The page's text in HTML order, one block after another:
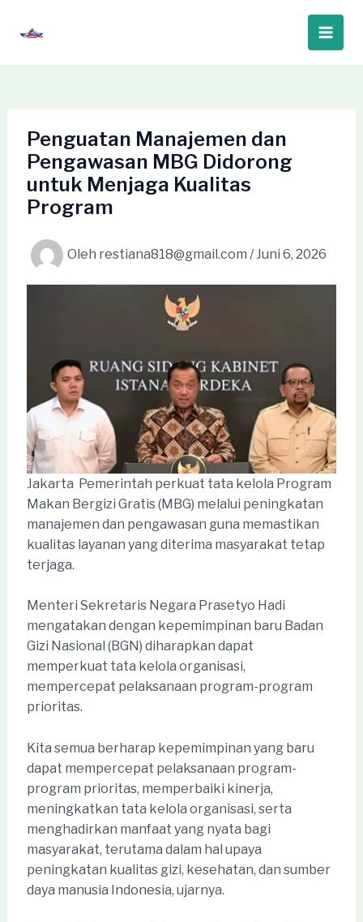
Main
Penguatan Manajemen dan
Pengawasan MBG Didorong
untuk Menjaga Kualitas
Program
Oleh restiana818@gmail.com /Juni 6, 2026
Jakarta  Pemerintah perkuat tata kelola Program
Makan Bergizi Gratis (MBG) melalui peningkatan
manajemen dan pengawasan guna memastikan
kualitas layanan yang diterima masyarakat tetap
terjaga.
Menteri Sekretaris Negara Prasetyo Hadi
mengatakan dengan kepemimpinan baru Badan
Gizi Nasional (BGN) diharapkan dapat
memperkuat tata kelola organisasi,
mempercepat pelaksanaan program-program
prioritas.
Kita semua berharap kepemimpinan yang baru
dapat mempercepat pelaksanaan program-
program prioritas, memperbaiki kinerja,
meningkatkan tata kelola organisasi, serta
menghadirkan manfaat yang nyata bagi
masyarakat, terutama dalam hal upaya
peningkatan kualitas gizi, kesehatan, dan sumber
daya manusia Indonesia, ujarnya.